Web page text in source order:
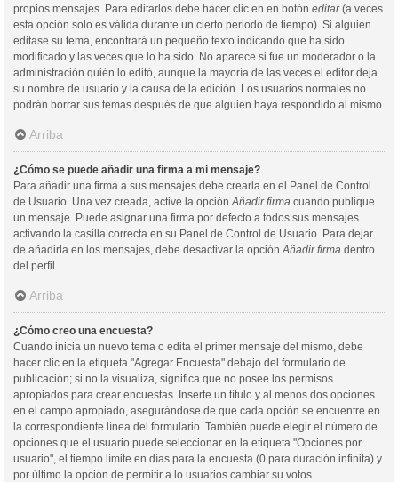
propios mensajes. Para editarlos debe hacer clic en en botón editar(a veces
esta opción solo es válida durante un cierto periodo de tiempo). Si alguien
editase su tema, encontrará un pequeño texto indicando que ha sido
modificado y las veces que lo ha sido. No aparece si fue un moderador o la
administración quién lo editó, aunque la mayoría de las veces el editor deja
su nombre de usuario y la causa de la edición. Los usuarios normales no
podrán borrar sus temas después de que alguien haya respondido al mismo.
Arriba
¿Cómo se puede añadir una firma a mi mensaje?
Para añadir una firma a sus mensajes debe crearla en el Panel de Control
de Usuario. Una vez creada, active la opción Añadir firma cuando publique
un mensaje. Puede asignar una firma por defecto a todos sus mensajes
activando la casilla correcta en su Panel de Control de Usuario. Para dejar
de añadirla en los mensajes, debe desactivar la opción Añadir firma dentro
del perfil.
Arriba
¿Cómo creo una encuesta?
Cuando inicia un nuevo tema o edita el primer mensaje del mismo, debe
hacer clic en la etiqueta "Agregar Encuesta" debajo del formulario de
publicación; si no la visualiza, significa que no posee los permisos
apropiados para crear encuestas. Inserte un título y al menos dos opciones
en el campo apropiado, asegurándose de que cada opción se encuentre en
la correspondiente línea del formulario. También puede elegir el número de
opciones que el usuario puede seleccionar en la etiqueta "Opciones por
usuario", el tiempo límite en días para la encuesta (0 para duración infinita) y
por último la opción de permitir a lo usuarios cambiar su votos.